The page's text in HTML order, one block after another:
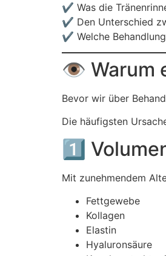
✔️ Was die
✔️ Den Unterschied
✔️ Welche
👁️ Warum
Bevor wir über
Die häufigsten
1️⃣
Mit zunehmendem
Fettgewebe
Kollagen
Elastin
Hyaluronsäure